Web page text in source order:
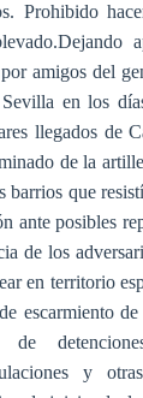
Prohibido
Dejando
amigos del
en los
llegados de
de la
barrios que
ante posibles
de los
en territorio
escarmiento
de
y